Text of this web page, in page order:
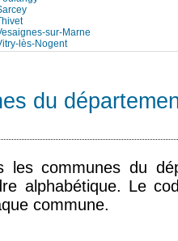
sur-Marne
lès-Nogent
du
les communes du
alphabétique. Le
commune.